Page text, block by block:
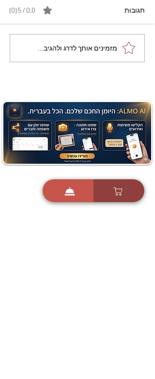
מתכון מנצח עוגת מייפל
שוקולד בחושה וקלה - זיוה
תגובות 0.0 / 5 ‏(0)
מזמינים אותך לדרג ולהגיב...